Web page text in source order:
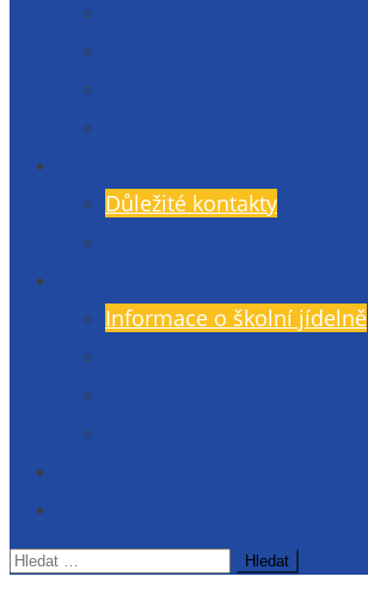
Důležité kontakty
Informace o školní jídelně
Vyhledávání